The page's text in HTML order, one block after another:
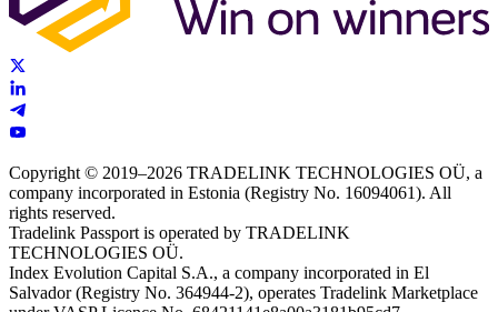
Copyright © 2019–2026 TRADELINK TECHNOLOGIES OÜ, a
company incorporated in Estonia (Registry No. 16094061). All
rights reserved.
Tradelink Passport is operated by TRADELINK
TECHNOLOGIES OÜ.
Index Evolution Capital S.A., a company incorporated in El
Salvador (Registry No. 364944-2), operates Tradelink Marketplace